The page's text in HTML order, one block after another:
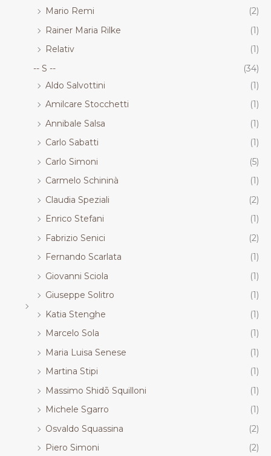
Mario Remi
(2)
Rainer Maria Rilke
(1)
Relativ
(1)
-- S --
(34)
Aldo Salvottini
(1)
Amilcare Stocchetti
(1)
Annibale Salsa
(1)
Carlo Sabatti
(1)
Carlo Simoni
(5)
Carmelo Schininà
(1)
Claudia Speziali
(2)
Enrico Stefani
(1)
Fabrizio Senici
(2)
Fernando Scarlata
(1)
Giovanni Sciola
(1)
Giuseppe Solitro
(1)
Katia Stenghe
(1)
Marcelo Sola
(1)
Maria Luisa Senese
(1)
Martina Stipi
(1)
Massimo Shidō Squilloni
(1)
Michele Sgarro
(1)
Osvaldo Squassina
(2)
Piero Simoni
(2)